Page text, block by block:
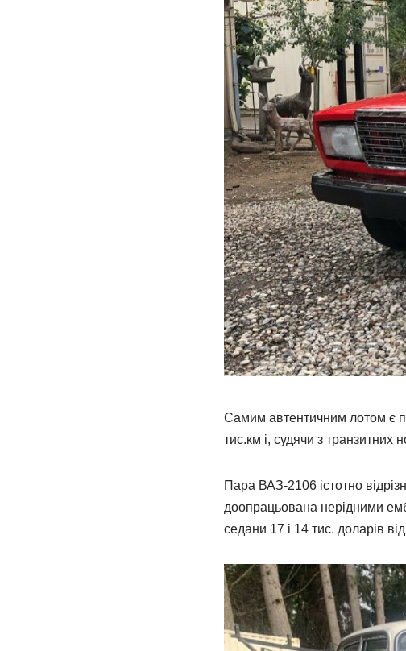
Самим автентичним лотом є
тис.км і, судячи з
Пара ВАЗ-2106 істотно
доопрацьована нерідними
седани 17 і 14 тис. доларів